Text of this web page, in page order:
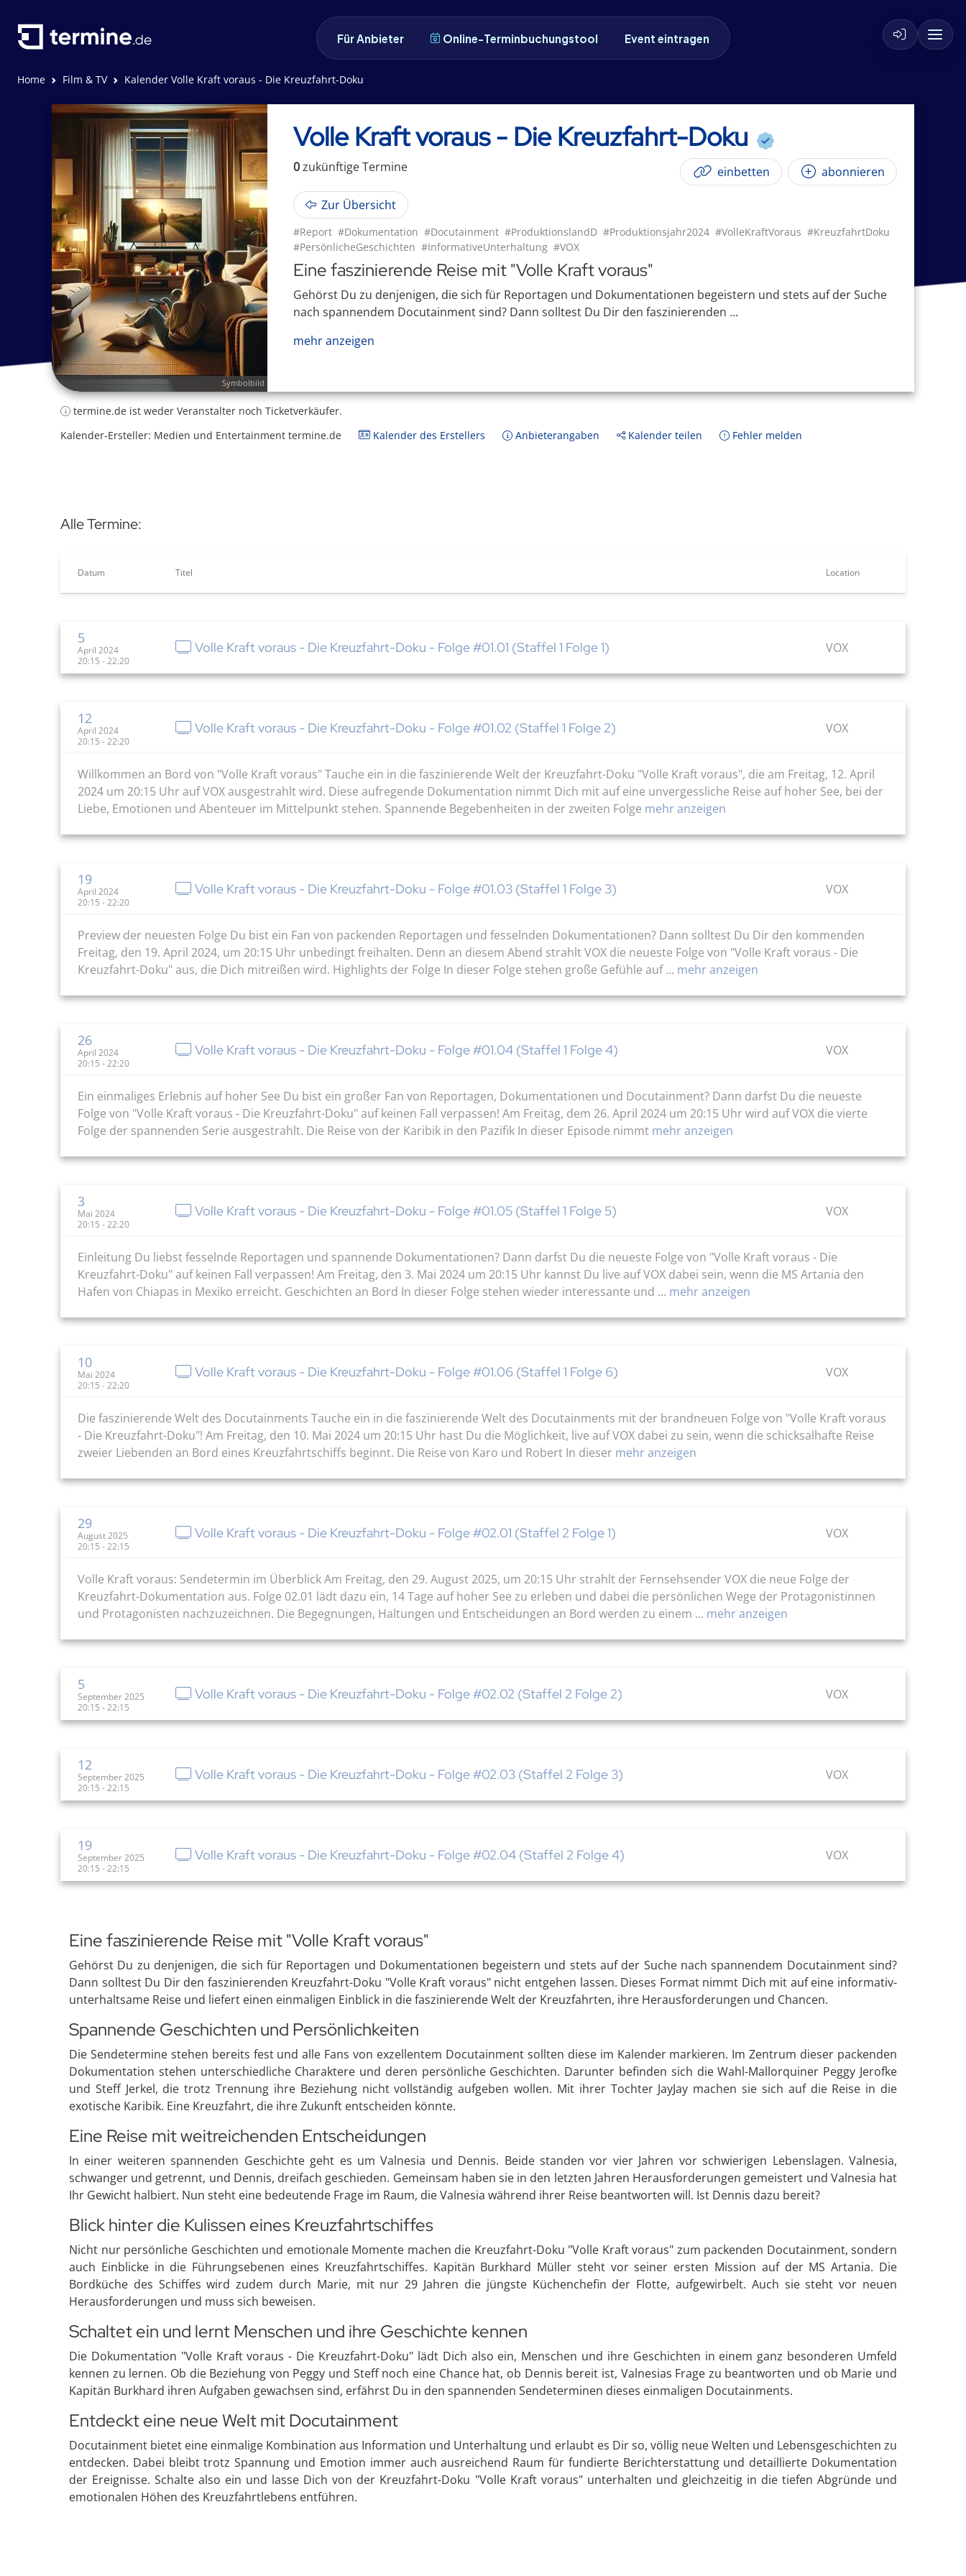
Für Anbieter Online-Terminbuchungstool Event eintragen
Home Film & TV Kalender Volle Kraft voraus - Die Kreuzfahrt-Doku
Symbolbild
Volle Kraft voraus - Die Kreuzfahrt-Doku
0zukünftigeTermine einbetten abonnieren
Zur Übersicht
#Report #Dokumentation #Docutainment #ProduktionslandD #Produktionsjahr2024 #VolleKraftVoraus #KreuzfahrtDoku
#PersönlicheGeschichten #InformativeUnterhaltung #VOX
Eine faszinierende Reise mit "Volle Kraft voraus"
Gehörst Du zu denjenigen, die sich für Reportagen und Dokumentationen begeistern und stets auf der Suche
nach spannendem Docutainment sind? Dann solltest Du Dir den faszinierenden ...
mehr anzeigen
termine.de ist weder Veranstalter noch Ticketverkäufer.
Kalender-Ersteller: Medien und Entertainment termine.de
Kalender des Erstellers Anbieterangaben Kalender teilen Fehler melden
Alle Termine:
Datum Titel Location
5
April 2024
20:15 - 22:20
Volle Kraft voraus - Die Kreuzfahrt-Doku - Folge #01.01 (Staffel 1 Folge 1) VOX
12
April 2024
20:15 - 22:20
Volle Kraft voraus - Die Kreuzfahrt-Doku - Folge #01.02 (Staffel 1 Folge 2) VOX
Willkommen an Bord von "Volle Kraft voraus" Tauche ein in die faszinierende Welt der Kreuzfahrt-Doku "Volle Kraft voraus", die am Freitag, 12. April
2024 um 20:15 Uhr auf VOX ausgestrahlt wird. Diese aufregende Dokumentation nimmt Dich mit auf eine unvergessliche Reise auf hoher See, bei der
Liebe, Emotionen und Abenteuer im Mittelpunkt stehen. Spannende Begebenheiten in der zweiten Folge mehr anzeigen
19
April 2024
20:15 - 22:20
Volle Kraft voraus - Die Kreuzfahrt-Doku - Folge #01.03 (Staffel 1 Folge 3) VOX
Preview der neuesten Folge Du bist ein Fan von packenden Reportagen und fesselnden Dokumentationen? Dann solltest Du Dir den kommenden
Freitag, den 19. April 2024, um 20:15 Uhr unbedingt freihalten. Denn an diesem Abend strahlt VOX die neueste Folge von "Volle Kraft voraus - Die
Kreuzfahrt-Doku" aus, die Dich mitreißen wird. Highlights der Folge In dieser Folge stehen große Gefühle auf ... mehr anzeigen
26
April 2024
20:15 - 22:20
Volle Kraft voraus - Die Kreuzfahrt-Doku - Folge #01.04 (Staffel 1 Folge 4) VOX
Ein einmaliges Erlebnis auf hoher See Du bist ein großer Fan von Reportagen, Dokumentationen und Docutainment? Dann darfst Du die neueste
Folge von "Volle Kraft voraus - Die Kreuzfahrt-Doku" auf keinen Fall verpassen! Am Freitag, dem 26. April 2024 um 20:15 Uhr wird auf VOX die vierte
Folge der spannenden Serie ausgestrahlt. Die Reise von der Karibik in den Pazifik In dieser Episode nimmt mehr anzeigen
3
Mai 2024
20:15 - 22:20
Volle Kraft voraus - Die Kreuzfahrt-Doku - Folge #01.05 (Staffel 1 Folge 5) VOX
Einleitung Du liebst fesselnde Reportagen und spannende Dokumentationen? Dann darfst Du die neueste Folge von "Volle Kraft voraus - Die
Kreuzfahrt-Doku" auf keinen Fall verpassen! Am Freitag, den 3. Mai 2024 um 20:15 Uhr kannst Du live auf VOX dabei sein, wenn die MS Artania den
Hafen von Chiapas in Mexiko erreicht. Geschichten an Bord In dieser Folge stehen wieder interessante und ... mehr anzeigen
10
Mai 2024
20:15 - 22:20
Volle Kraft voraus - Die Kreuzfahrt-Doku - Folge #01.06 (Staffel 1 Folge 6) VOX
Die faszinierende Welt des Docutainments Tauche ein in die faszinierende Welt des Docutainments mit der brandneuen Folge von "Volle Kraft voraus
- Die Kreuzfahrt-Doku"! Am Freitag, den 10. Mai 2024 um 20:15 Uhr hast Du die Möglichkeit, live auf VOX dabei zu sein, wenn die schicksalhafte Reise
zweier Liebenden an Bord eines Kreuzfahrtschiffs beginnt. Die Reise von Karo und Robert In dieser mehr anzeigen
29
August 2025
20:15 - 22:15
Volle Kraft voraus - Die Kreuzfahrt-Doku - Folge #02.01 (Staffel 2 Folge 1) VOX
Volle Kraft voraus: Sendetermin im Überblick Am Freitag, den 29. August 2025, um 20:15 Uhr strahlt der Fernsehsender VOX die neue Folge der
Kreuzfahrt-Dokumentation aus. Folge 02.01 lädt dazu ein, 14 Tage auf hoher See zu erleben und dabei die persönlichen Wege der Protagonistinnen
und Protagonisten nachzuzeichnen. Die Begegnungen, Haltungen und Entscheidungen an Bord werden zu einem ... mehr anzeigen
5
September 2025
20:15 - 22:15
Volle Kraft voraus - Die Kreuzfahrt-Doku - Folge #02.02 (Staffel 2 Folge 2) VOX
12
September 2025
20:15 - 22:15
Volle Kraft voraus - Die Kreuzfahrt-Doku - Folge #02.03 (Staffel 2 Folge 3) VOX
19
September 2025
20:15 - 22:15
Volle Kraft voraus - Die Kreuzfahrt-Doku - Folge #02.04 (Staffel 2 Folge 4) VOX
Eine faszinierende Reise mit "Volle Kraft voraus"
Gehörst Du zu denjenigen, die sich für Reportagen und Dokumentationen begeistern und stets auf der Suche nach spannendem Docutainment sind?
Dann solltest Du Dir den faszinierenden Kreuzfahrt-Doku "Volle Kraft voraus" nicht entgehen lassen. Dieses Format nimmt Dich mit auf eine informativ-
unterhaltsame Reise und liefert einen einmaligen Einblick in die faszinierende Welt der Kreuzfahrten, ihre Herausforderungen und Chancen.
Spannende Geschichten und Persönlichkeiten
Die Sendetermine stehen bereits fest und alle Fans von exzellentem Docutainment sollten diese im Kalender markieren. Im Zentrum dieser packenden
Dokumentation stehen unterschiedliche Charaktere und deren persönliche Geschichten. Darunter befinden sich die Wahl-Mallorquiner Peggy Jerofke
und Steff Jerkel, die trotz Trennung ihre Beziehung nicht vollständig aufgeben wollen. Mit ihrer Tochter JayJay machen sie sich auf die Reise in die
exotische Karibik. Eine Kreuzfahrt, die ihre Zukunft entscheiden könnte.
Eine Reise mit weitreichenden Entscheidungen
In einer weiteren spannenden Geschichte geht es um Valnesia und Dennis. Beide standen vor vier Jahren vor schwierigen Lebenslagen. Valnesia,
schwanger und getrennt, und Dennis, dreifach geschieden. Gemeinsam haben sie in den letzten Jahren Herausforderungen gemeistert und Valnesia hat
Ihr Gewicht halbiert. Nun steht eine bedeutende Frage im Raum, die Valnesia während ihrer Reise beantworten will. Ist Dennis dazu bereit?
Blick hinter die Kulissen eines Kreuzfahrtschiffes
Nicht nur persönliche Geschichten und emotionale Momente machen die Kreuzfahrt-Doku "Volle Kraft voraus" zum packenden Docutainment, sondern
auch Einblicke in die Führungsebenen eines Kreuzfahrtschiffes. Kapitän Burkhard Müller steht vor seiner ersten Mission auf der MS Artania. Die
Bordküche des Schiffes wird zudem durch Marie, mit nur 29 Jahren die jüngste Küchenchefin der Flotte, aufgewirbelt. Auch sie steht vor neuen
Herausforderungen und muss sich beweisen.
Schaltet ein und lernt Menschen und ihre Geschichte kennen
Die Dokumentation "Volle Kraft voraus - Die Kreuzfahrt-Doku" lädt Dich also ein, Menschen und ihre Geschichten in einem ganz besonderen Umfeld
kennen zu lernen. Ob die Beziehung von Peggy und Steff noch eine Chance hat, ob Dennis bereit ist, Valnesias Frage zu beantworten und ob Marie und
Kapitän Burkhard ihren Aufgaben gewachsen sind, erfährst Du in den spannenden Sendeterminen dieses einmaligen Docutainments.
Entdeckt eine neue Welt mit Docutainment
Docutainment bietet eine einmalige Kombination aus Information und Unterhaltung und erlaubt es Dir so, völlig neue Welten und Lebensgeschichten zu
entdecken. Dabei bleibt trotz Spannung und Emotion immer auch ausreichend Raum für fundierte Berichterstattung und detaillierte Dokumentation
der Ereignisse. Schalte also ein und lasse Dich von der Kreuzfahrt-Doku "Volle Kraft voraus" unterhalten und gleichzeitig in die tiefen Abgründe und
emotionalen Höhen des Kreuzfahrtlebens entführen.